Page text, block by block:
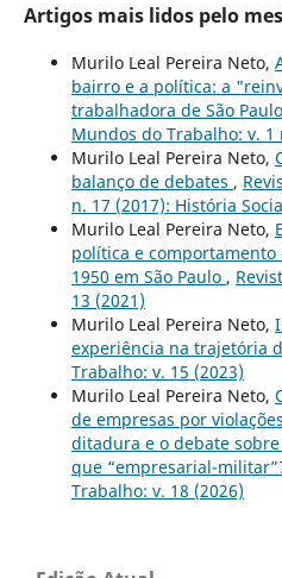
Artigos mais lidos pelo
Murilo Leal Pereira Neto,
bairro e a política: a
trabalhadora de São
Mundos do Trabalho: v. 1
Murilo Leal Pereira Neto,
balanço de debates ,
n. 17 (2017): História
Murilo Leal Pereira Neto,
política e
1950 em São Paulo ,
13 (2021)
Murilo Leal Pereira Neto,
experiência na trajetória
Trabalho: v. 15 (2023)
Murilo Leal Pereira Neto,
de empresas por
ditadura e o debate
que “empresarial-
Trabalho: v. 18 (2026)